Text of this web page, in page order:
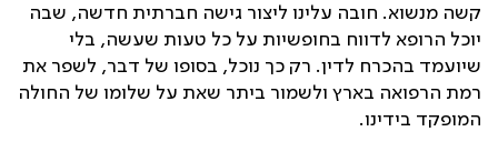
קשה מנשוא. חובה עלינו ליצור גישה חברתית חדשה, שבה
יוכל הרופא לדווח בחופשיות על כל טעות שעשה, בלי
שיועמד בהכרח לדין. רק כך נוכל, בסופו של דבר, לשפר את
רמת הרפואה בארץ ולשמור ביתר שאת על שלומו של החולה
המופקד בידינו.